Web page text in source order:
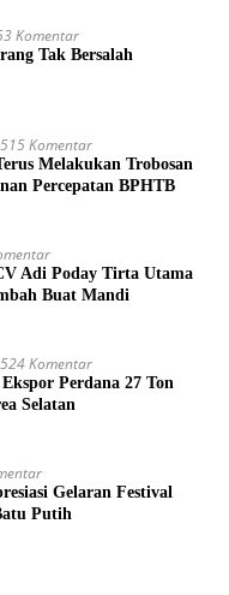
Komentar
Tak Bersalah
Komentar
Melakukan Trobosan
Percepatan BPHTB
Adi Poday Tirta Utama
Buat Mandi
Komentar
Perdana 27 Ton
Selatan
Gelaran Festival
Putih